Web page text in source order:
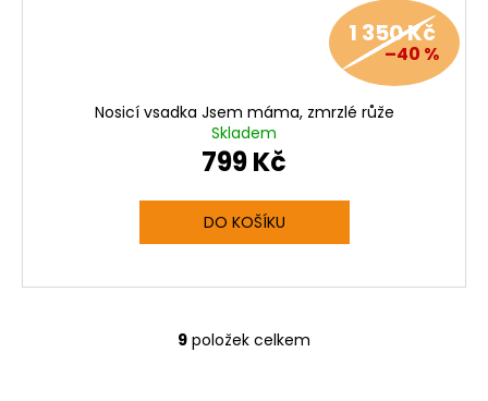
1 350 Kč
–40 %
Nosicí vsadka Jsem máma, zmrzlé růže
Skladem
799 Kč
DO KOŠÍKU
O
9 položek celkem